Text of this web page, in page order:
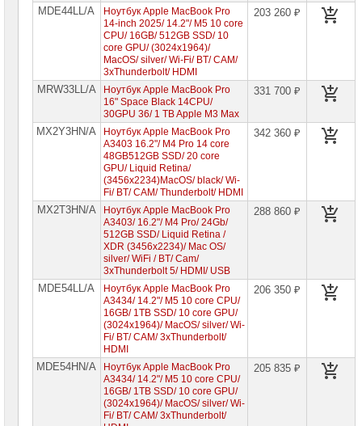
Microsoft
Ноутбуки
MSI
Acer
Ноутбуки
Dell
Ноутбуки
Huawei
Ноутбуки
MDE44LL/A
Ноутбук Apple MacBook Pro
14-inch 2025/ 14.2"/ M5 10 core
CPU/ 16GB/ 512GB SSD/ 10
core GPU/ (3024x1964)/
MacOS/ silver/ Wi-Fi/ BT/ CAM/
3xThunderbolt/ HDMI
203 260 ₽
MRW33LL/A
Ноутбук Apple MacBook Pro
16" Space Black 14CPU/
30GPU 36/ 1 TB Apple M3 Max
331 700 ₽
MX2Y3HN/A
Ноутбук Apple MacBook Pro
A3403 16.2"/ M4 Pro 14 core
48GB512GB SSD/ 20 core
GPU/ Liquid Retina/
(3456x2234)MacOS/ black/ Wi-
Fi/ BT/ CAM/ Thunderbolt/ HDMI
342 360 ₽
MX2T3HN/A
Ноутбук Apple MacBook Pro
A3403/ 16.2"/ M4 Pro/ 24Gb/
512GB SSD/ Liquid Retina /
XDR (3456x2234)/ Mac OS/
silver/ WiFi / BT/ Cam/
3xThunderbolt 5/ HDMI/ USB
288 860 ₽
MDE54LL/A
Ноутбук Apple MacBook Pro
A3434/ 14.2"/ M5 10 core CPU/
16GB/ 1TB SSD/ 10 core GPU/
(3024x1964)/ MacOS/ silver/ Wi-
Fi/ BT/ CAM/ 3xThunderbolt/
HDMI
206 350 ₽
MDE54HN/A
Ноутбук Apple MacBook Pro
A3434/ 14.2"/ M5 10 core CPU/
16GB/ 1TB SSD/ 10 core GPU/
(3024x1964)/ MacOS/ silver/ Wi-
Fi/ BT/ CAM/ 3xThunderbolt/
205 835 ₽